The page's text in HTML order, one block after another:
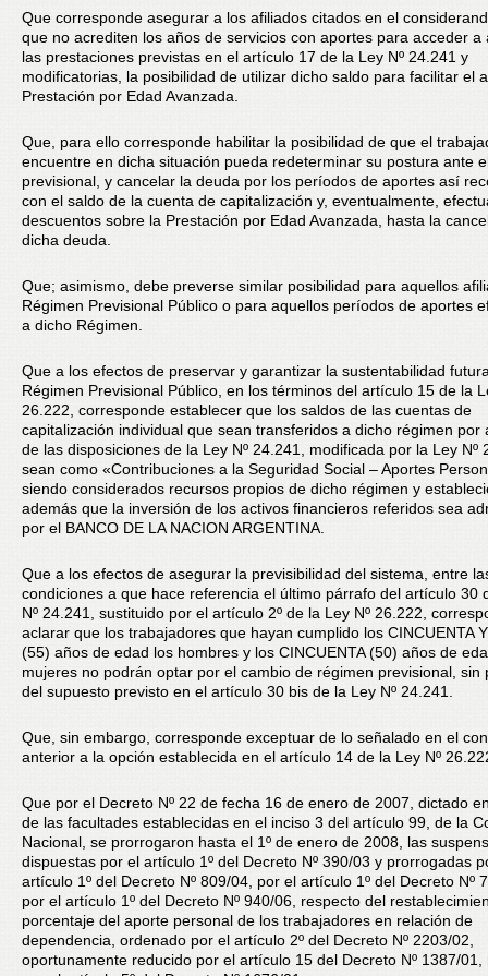
Que corresponde asegurar a los afiliados citados en el
que no acrediten los años de servicios con aportes para acceder a
las prestaciones previstas en el artículo 17 de la Ley Nº 24.241 y
modificatorias, la posibilidad de utilizar dicho saldo para facilitar el
Prestación por Edad Avanzada.
Que, para ello corresponde habilitar la posibilidad de que el
encuentre en dicha situación pueda redeterminar su postura ante
previsional, y cancelar la deuda por los períodos de aportes así
con el saldo de la cuenta de capitalización y, eventualmente,
descuentos sobre la Prestación por Edad Avanzada, hasta la
dicha deuda.
Que; asimismo, debe preverse similar posibilidad para aquellos
Régimen Previsional Público o para aquellos períodos de aportes
a dicho Régimen.
Que a los efectos de preservar y garantizar la sustentabilidad
Régimen Previsional Público, en los términos del artículo 15 de la
26.222, corresponde establecer que los saldos de las cuentas de
capitalización individual que sean transferidos a dicho régimen por
de las disposiciones de la Ley Nº 24.241, modificada por la Ley Nº
sean como «Contribuciones a la Seguridad Social – Aportes
siendo considerados recursos propios de dicho régimen y
además que la inversión de los activos financieros referidos sea
por el BANCO DE LA NACION ARGENTINA.
Que a los efectos de asegurar la previsibilidad del sistema, entre
condiciones a que hace referencia el último párrafo del artículo 30
Nº 24.241, sustituido por el artículo 2º de la Ley Nº 26.222,
aclarar que los trabajadores que hayan cumplido los CINCUENTA
(55) años de edad los hombres y los CINCUENTA (50) años de
mujeres no podrán optar por el cambio de régimen previsional, sin
del supuesto previsto en el artículo 30 bis de la Ley Nº 24.241.
Que, sin embargo, corresponde exceptuar de lo señalado en el
anterior a la opción establecida en el artículo 14 de la Ley Nº
Que por el Decreto Nº 22 de fecha 16 de enero de 2007, dictado
de las facultades establecidas en el inciso 3 del artículo 99, de la
Nacional, se prorrogaron hasta el 1º de enero de 2008, las
dispuestas por el artículo 1º del Decreto Nº 390/03 y prorrogadas
artículo 1º del Decreto Nº 809/04, por el artículo 1º del Decreto Nº
por el artículo 1º del Decreto Nº 940/06, respecto del
porcentaje del aporte personal de los trabajadores en relación de
dependencia, ordenado por el artículo 2º del Decreto Nº 2203/02,
oportunamente reducido por el artículo 15 del Decreto Nº 1387/01,